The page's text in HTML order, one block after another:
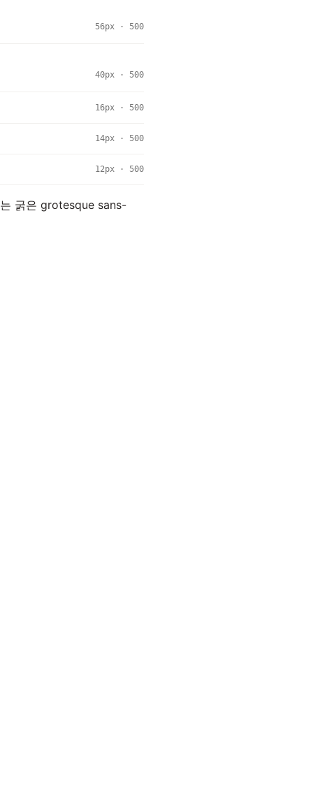
56px · 500
40px · 500
16px · 500
14px · 500
12px · 500
굵은 grotesque sans-